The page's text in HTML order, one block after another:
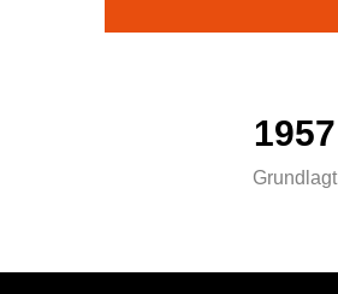
1957
Grundlagt